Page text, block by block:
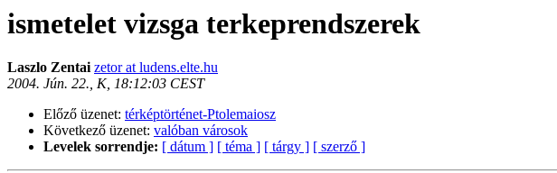
ismetelet vizsga terkeprendszerek
Laszlo Zentaizetor at ludens.elte.hu
2004. Jún. 22., K, 18:12:03 CEST
Előző üzenet: térképtörténet-Ptolemaiosz
Következő üzenet: valóban városok
Levelek sorrendje: [ dátum ] [ téma ] [ tárgy ] [ szerző ]